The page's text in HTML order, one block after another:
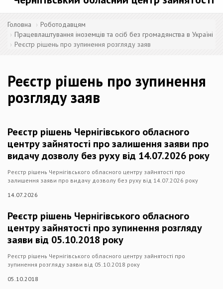
Головна
Роботодавцям
Працевлаштування іноземців та осіб без громадянства в Україні
Реєстр рішень про зупинення розгляду заяв
Реєстр рішень про зупинення
розгляду заяв
Реєстр рішень Чернігівського обласного
центру зайнятості про залишення заяви про
видачу дозволу без руху від 14.07.2026 року
Реєстр рішень Чернігівського обласного центру зайнятості про
залишення заяви про видачу дозволу без руху від 14.07.2026 року
14.07.2026
Реєстр рішень Чернігівського обласного
центру зайнятості про зупинення розгляду
заяви від 05.10.2018 року
Реєстр рішень Чернігівського обласного центру зайнятості про
зупинення розгляду заяви від 05.10.2018 року
05.10.2018